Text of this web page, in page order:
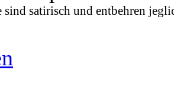
sind satirisch und entbehren